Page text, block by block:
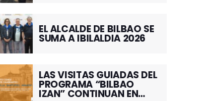
EL ALCALDE DE BILBAO SE
SUMA A IBILALDIA 2026
LAS VISITAS GUIADAS DEL
PROGRAMA “BILBAO
IZAN” CONTINUAN EN